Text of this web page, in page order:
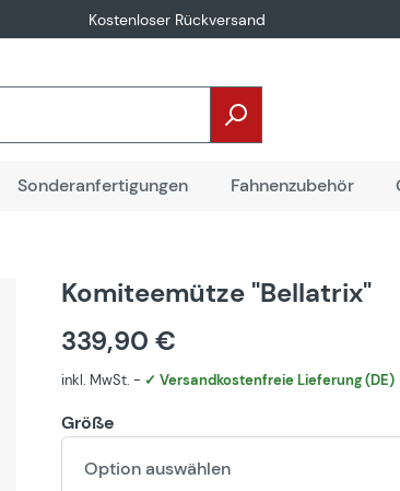
Kostenloser Rückversand
Sonderanfertigungen Fahnenzubehör
Komiteemütze "Bellatrix"
339,90 €
inkl. MwSt. - ✓ Versandkostenfreie Lieferung (DE)
Größe
Option auswählen